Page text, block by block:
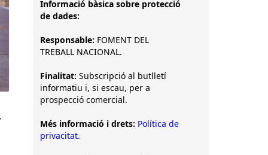
Informació bàsica sobre protecció
de dades:
Responsable: FOMENT DEL
TREBALL NACIONAL.
Finalitat: Subscripció al butlletí
informatiu i, si escau, per a
prospecció comercial.
Més informació i drets: Política de
privacitat.